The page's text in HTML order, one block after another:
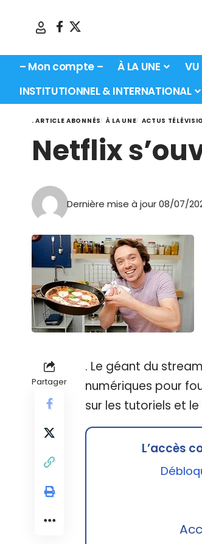
– Mon compte – À LA UNE VU
INSTITUTIONNEL & INTERNATIONAL
. ARTICLE ABONNÉS À LA UNE ACTUS
Netflix
Dernière mise à jour 08/07/
Partager
. Le géant du
numériques pour
sur les tutoriels et
L’accès